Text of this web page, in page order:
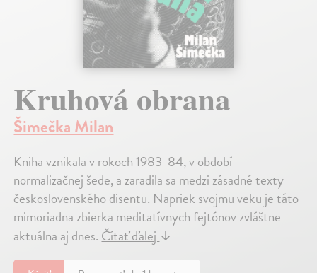
Kruhová obrana
Šimečka Milan
Kniha vznikala v rokoch 1983-84, v období
normalizačnej šede, a zaradila sa medzi zásadné texty
československého disentu. Napriek svojmu veku je táto
mimoriadna zbierka meditatívnych fejtónov zvláštne
aktuálna aj dnes. Čítať ďalej ↓